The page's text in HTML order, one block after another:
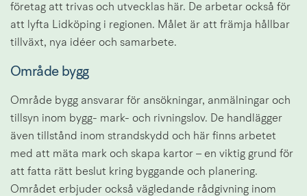
företag att trivas och utvecklas här. De arbetar också för
att lyfta Lidköping i regionen. Målet är att främja hållbar
tillväxt, nya idéer och samarbete.
Område bygg
Område bygg ansvarar för ansökningar, anmälningar och
tillsyn inom bygg- mark- och rivningslov. De handlägger
även tillstånd inom strandskydd och här finns arbetet
med att mäta mark och skapa kartor – en viktig grund för
att fatta rätt beslut kring byggande och planering.
Området erbjuder också vägledande rådgivning inom